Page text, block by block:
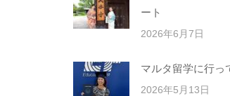
ート
2026年6月7日
マルタ留学に行っ
2026年5月13日